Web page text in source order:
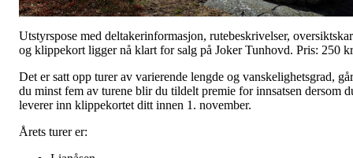
Utstyrspose med deltakerinformasjon, rutebeskrivelser,
og klippekort ligger nå klart for salg på Joker Tunhovd. Pris: 250
Det er satt opp turer av varierende lengde og vanskelighetsgrad, går
du minst fem av turene blir du tildelt premie for innsatsen dersom
leverer inn klippekortet ditt innen 1. november.
Årets turer er: